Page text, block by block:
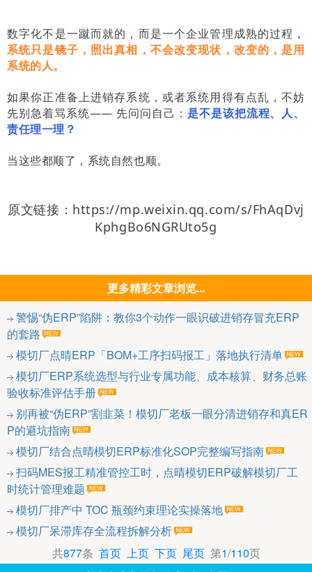
数字化不是一蹴而就的，而是一个企业管理成熟的过程，
系统只是镜子，照出真相，不会改变现状，改变的，是用
系统的人。
如果你正准备上进销存系统，或者系统用得有点乱，不妨
先别急着骂系统—— 先问问自己： 是不是该把流程、人、
责任理一理？
当这些都顺了，系统自然也顺。
原文链接：https://mp.weixin.qq.com/s/FhAqDvj
KphgBo6NGRUto5g
更多精彩文章浏览...
警惕“伪ERP”陷阱：教你3个动作一眼识破进销存冒充ERP
的套路
模切厂点晴ERP「BOM+工序扫码报工」落地执行清单
模切厂ERP系统选型与行业专属功能、成本核算、财务总账
验收标准评估手册
别再被“伪ERP”割韭菜！模切厂老板一眼分清进销存和真ER
P的避坑指南
模切厂结合点晴模切ERP标准化SOP完整编写指南
扫码MES报工精准管控工时，点晴模切ERP破解模切厂工
时统计管理难题
模切厂排产中 TOC 瓶颈约束理论实操落地
模切厂呆滞库存全流程拆解分析
共877条 首页 上页 下页 尾页第1/110页